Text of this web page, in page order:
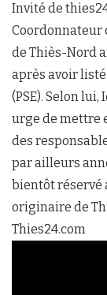
Invité de
Coordonnateur
de Thiès-Nord
après avoir
(PSE). Selon
urge de mettre
des
par ailleurs
bientôt réservé
originaire de
Thies24.com